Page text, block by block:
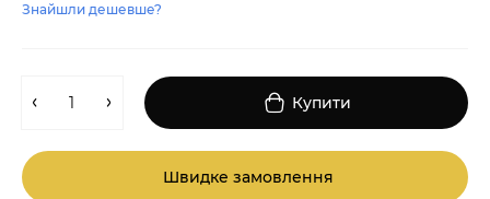
Знайшли дешевше?
Купити
Швидке замовлення